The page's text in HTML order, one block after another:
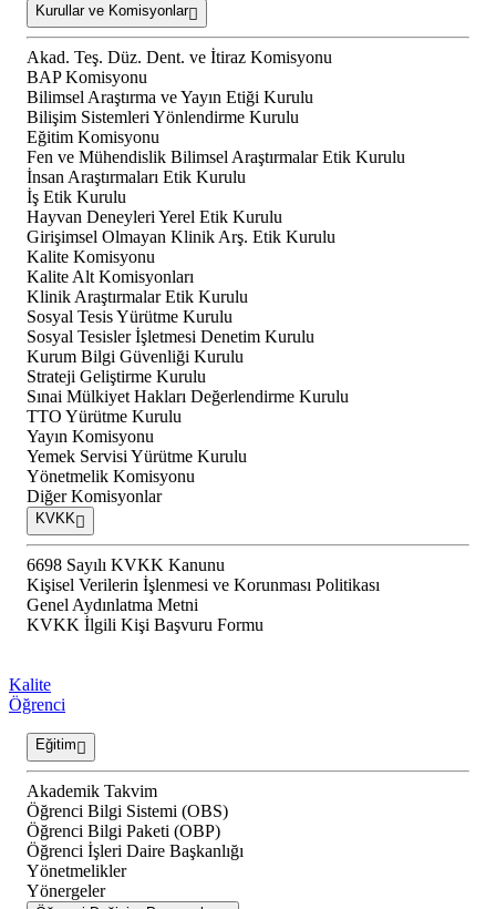
Kurullar ve Komisyonlar
Akad. Teş. Düz. Dent. ve İtiraz Komisyonu
BAP Komisyonu
Bilimsel Araştırma ve Yayın Etiği Kurulu
Bilişim Sistemleri Yönlendirme Kurulu
Eğitim Komisyonu
Fen ve Mühendislik Bilimsel Araştırmalar Etik Kurulu
İnsan Araştırmaları Etik Kurulu
İş Etik Kurulu
Hayvan Deneyleri Yerel Etik Kurulu
Girişimsel Olmayan Klinik Arş. Etik Kurulu
Kalite Komisyonu
Kalite Alt Komisyonları
Klinik Araştırmalar Etik Kurulu
Sosyal Tesis Yürütme Kurulu
Sosyal Tesisler İşletmesi Denetim Kurulu
Kurum Bilgi Güvenliği Kurulu
Strateji Geliştirme Kurulu
Sınai Mülkiyet Hakları Değerlendirme Kurulu
TTO Yürütme Kurulu
Yayın Komisyonu
Yemek Servisi Yürütme Kurulu
Yönetmelik Komisyonu
Diğer Komisyonlar
KVKK
6698 Sayılı KVKK Kanunu
Kişisel Verilerin İşlenmesi ve Korunması Politikası
Genel Aydınlatma Metni
KVKK İlgili Kişi Başvuru Formu
Kalite
Öğrenci
Eğitim
Akademik Takvim
Öğrenci Bilgi Sistemi (OBS)
Öğrenci Bilgi Paketi (OBP)
Öğrenci İşleri Daire Başkanlığı
Yönetmelikler
Yönergeler